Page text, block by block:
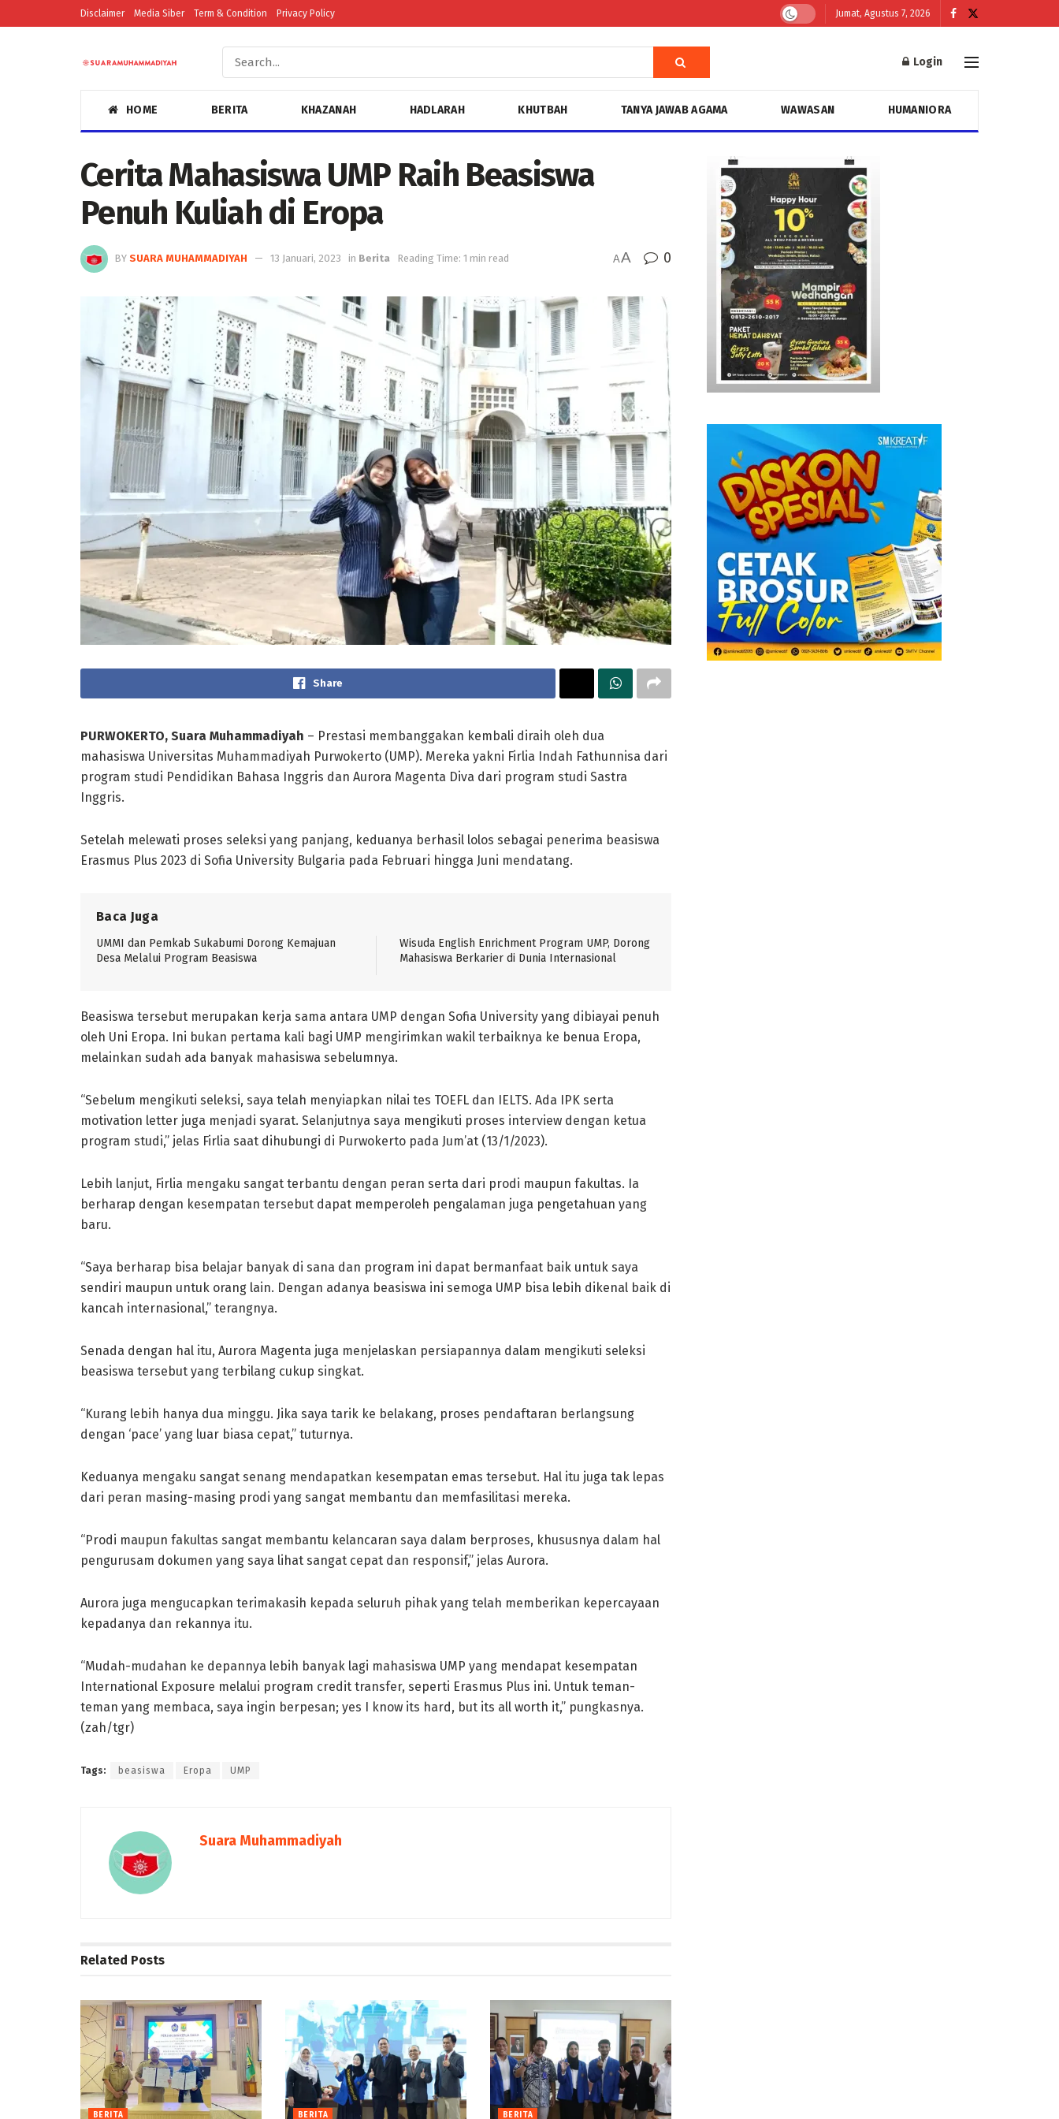
Disclaimer Media Siber Term & Condition Privacy Policy Jumat, Agustus 7, 2026
Login
HOME BERITA KHAZANAH HADLARAH KHUTBAH TANYA JAWAB AGAMA WAWASAN HUMANIORA
Cerita Mahasiswa UMP Raih Beasiswa
Penuh Kuliah di Eropa
BY SUARA MUHAMMADIYAH 13 Januari, 2023 in Berita Reading Time: 1 min read AA 0
Share
PURWOKERTO, Suara Muhammadiyah – Prestasi membanggakan kembali diraih oleh dua
mahasiswa Universitas Muhammadiyah Purwokerto (UMP). Mereka yakni Firlia Indah Fathunnisa dari
program studi Pendidikan Bahasa Inggris dan Aurora Magenta Diva dari program studi Sastra
Inggris.
Setelah melewati proses seleksi yang panjang, keduanya berhasil lolos sebagai penerima beasiswa
Erasmus Plus 2023 di Sofia University Bulgaria pada Februari hingga Juni mendatang.
Baca Juga
UMMI dan Pemkab Sukabumi Dorong Kemajuan
Desa Melalui Program Beasiswa
Wisuda English Enrichment Program UMP, Dorong
Mahasiswa Berkarier di Dunia Internasional
Beasiswa tersebut merupakan kerja sama antara UMP dengan Sofia University yang dibiayai penuh
oleh Uni Eropa. Ini bukan pertama kali bagi UMP mengirimkan wakil terbaiknya ke benua Eropa,
melainkan sudah ada banyak mahasiswa sebelumnya.
“Sebelum mengikuti seleksi, saya telah menyiapkan nilai tes TOEFL dan IELTS. Ada IPK serta
motivation letter juga menjadi syarat. Selanjutnya saya mengikuti proses interview dengan ketua
program studi,” jelas Firlia saat dihubungi di Purwokerto pada Jum’at (13/1/2023).
Lebih lanjut, Firlia mengaku sangat terbantu dengan peran serta dari prodi maupun fakultas. Ia
berharap dengan kesempatan tersebut dapat memperoleh pengalaman juga pengetahuan yang
baru.
“Saya berharap bisa belajar banyak di sana dan program ini dapat bermanfaat baik untuk saya
sendiri maupun untuk orang lain. Dengan adanya beasiswa ini semoga UMP bisa lebih dikenal baik di
kancah internasional,” terangnya.
Senada dengan hal itu, Aurora Magenta juga menjelaskan persiapannya dalam mengikuti seleksi
beasiswa tersebut yang terbilang cukup singkat.
“Kurang lebih hanya dua minggu. Jika saya tarik ke belakang, proses pendaftaran berlangsung
dengan ‘pace’ yang luar biasa cepat,” tuturnya.
Keduanya mengaku sangat senang mendapatkan kesempatan emas tersebut. Hal itu juga tak lepas
dari peran masing-masing prodi yang sangat membantu dan memfasilitasi mereka.
“Prodi maupun fakultas sangat membantu kelancaran saya dalam berproses, khususnya dalam hal
pengurusam dokumen yang saya lihat sangat cepat dan responsif,” jelas Aurora.
Aurora juga mengucapkan terimakasih kepada seluruh pihak yang telah memberikan kepercayaan
kepadanya dan rekannya itu.
“Mudah-mudahan ke depannya lebih banyak lagi mahasiswa UMP yang mendapat kesempatan
International Exposure melalui program credit transfer, seperti Erasmus Plus ini. Untuk teman-
teman yang membaca, saya ingin berpesan; yes I know its hard, but its all worth it,” pungkasnya.
(zah/tgr)
Tags: beasiswa Eropa UMP
Suara Muhammadiyah
Related Posts
BERITA BERITA BERITA